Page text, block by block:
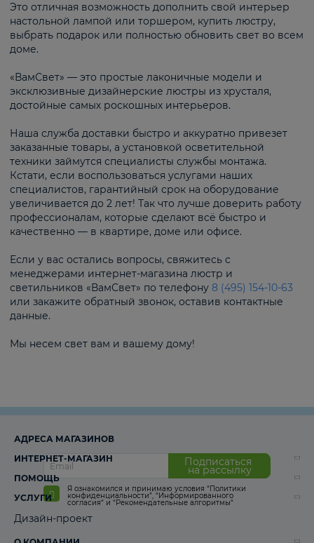
Это отличная возможность дополнить свой интерьер
настольной лампой или торшером, купить люстру,
выбрать подарок или полностью обновить свет во всем
доме.
«ВамСвет» — это простые лаконичные модели и
эксклюзивные дизайнерские люстры из хрусталя,
достойные самых роскошных интерьеров.
Наша служба доставки быстро и аккуратно привезет
заказанные товары, а установкой осветительной
техники займутся специалисты службы монтажа.
Кстати, если воспользоваться услугами наших
специалистов, гарантийный срок на оборудование
увеличивается до 2 лет! Так что лучше доверить работу
профессионалам, которые сделают всё быстро и
качественно — в квартире, доме или офисе.
Если у вас остались вопросы, свяжитесь с
менеджерами интернет-магазина люстр и
светильников «ВамСвет» по телефону 8 (495) 154-10-63
или закажите обратный звонок, оставив контактные
данные.
Мы несем свет вам и вашему дому!
Подписаться
на рассылку
Я ознакомился и принимаю условия “Политики
конфиденциальности”, “Информированного
согласия“ и “Рекомендательные алгоритмы“
АДРЕСА МАГАЗИНОВ
ИНТЕРНЕТ-МАГАЗИН
ПОМОЩЬ
УСЛУГИ
Дизайн-проект